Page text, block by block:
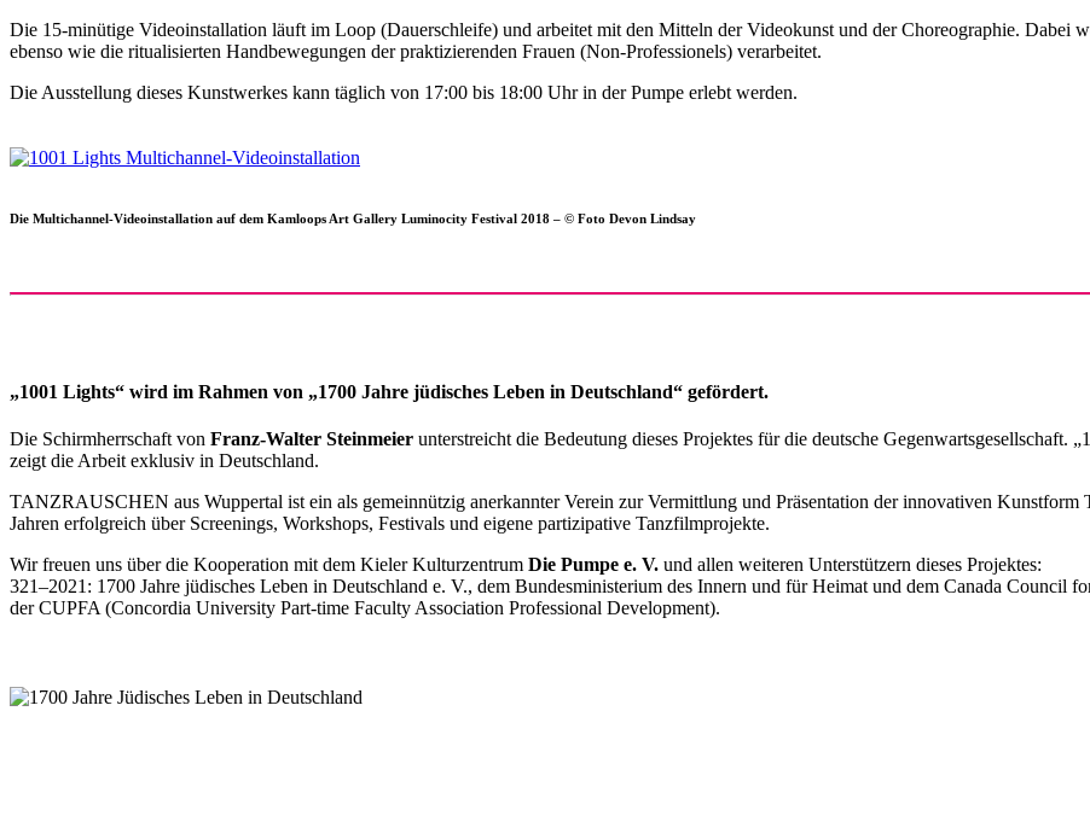
Die 15-minütige Videoinstallation läuft im Loop (Dauerschleife) und arbeitet mit den Mitteln der Videokunst und der Choreographie. Dabei
ebenso wie die ritualisierten Handbewegungen der praktizierenden Frauen (Non-Professionels) verarbeitet.
Die Ausstellung dieses Kunstwerkes kann täglich von 17:00 bis 18:00 Uhr in der Pumpe erlebt werden.
Die Multichannel-Videoinstallation auf dem Kamloops Art Gallery Luminocity Festival 2018 – © Foto Devon Lindsay
„1001 Lights“ wird im Rahmen von „1700 Jahre jüdisches Leben in Deutschland“ gefördert.
Die Schirmherrschaft von Franz-Walter Steinmeier unterstreicht die Bedeutung dieses Projektes für die deutsche
zeigt die Arbeit exklusiv in Deutschland.
TANZRAUSCHEN aus Wuppertal ist ein als gemeinnützig anerkannter Verein zur Vermittlung und Präsentation der innovativen Kunstform
Jahren erfolgreich über Screenings, Workshops, Festivals und eigene partizipative Tanzfilmprojekte.
Wir freuen uns über die Kooperation mit dem Kieler Kulturzentrum Die Pumpe e. V. und allen weiteren Unterstützern dieses Projektes:
321–2021: 1700 Jahre jüdisches Leben in Deutschland e. V., dem Bundesministerium des Innern und für Heimat und dem Canada Council
der CUPFA (Concordia University Part-time Faculty Association Professional Development).